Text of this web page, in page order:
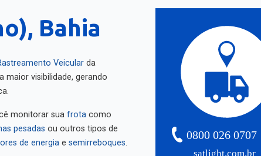
Bahia
Veicular da
maior visibilidade, gerando
monitorar sua frota como
pesadas ou outros tipos de
de energia e semirreboques
satlight.com.br
0800 026 0707